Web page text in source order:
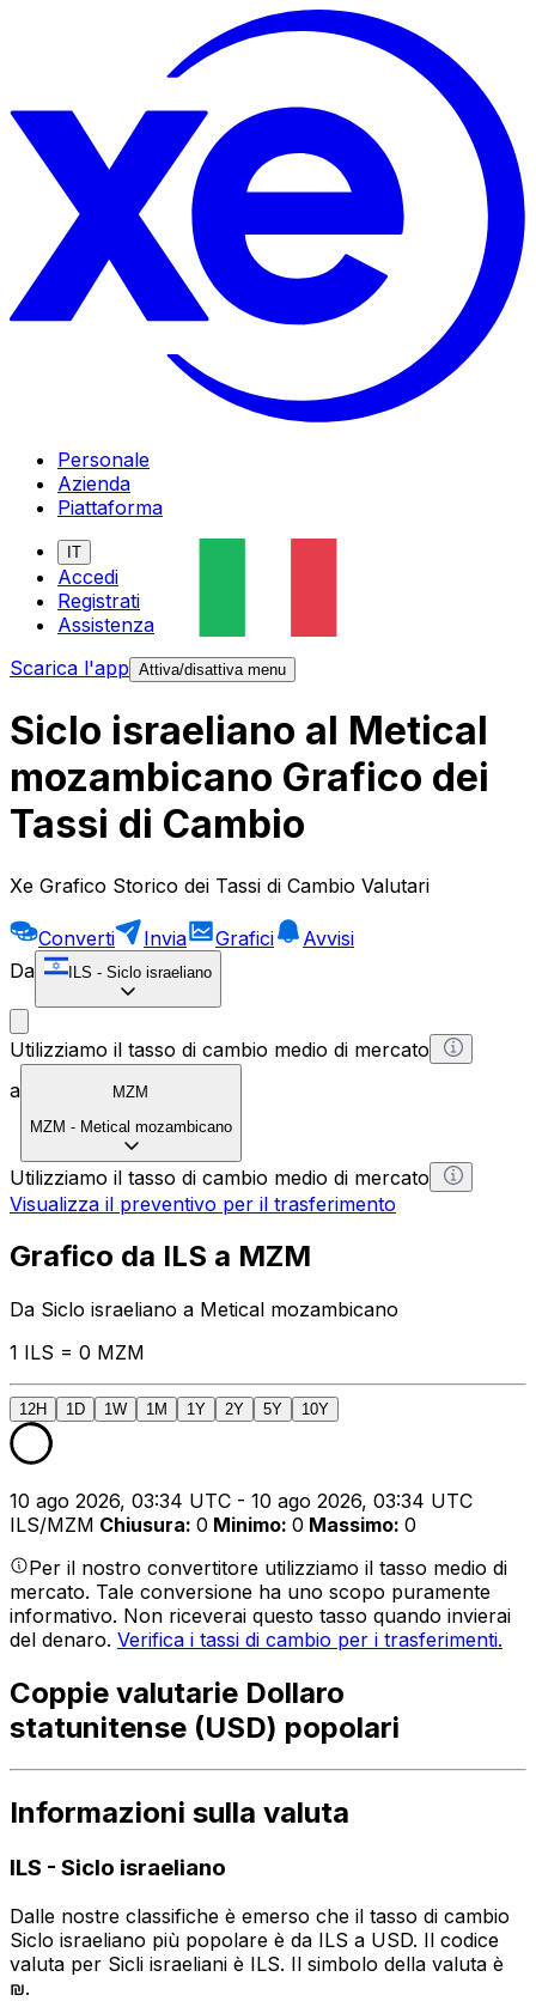
Personale
Azienda
Piattaforma
IT
Accedi
Registrati
Assistenza
Scarica l'app Attiva/disattiva menu
Siclo israeliano al Metical
mozambicano Grafico dei
Tassi di Cambio
Xe Grafico Storico dei Tassi di Cambio Valutari
Converti Invia Grafici
Avvisi
Da
ILS - Siclo israeliano
Utilizziamo il tasso di cambio medio di mercato
a
MZM
MZM - Metical mozambicano
Utilizziamo il tasso di cambio medio di mercato
Visualizza il preventivo per il trasferimento
Grafico da ILS a MZM
Da Siclo israeliano a Metical mozambicano
1 ILS = 0 MZM
12H 1D 1W 1M 1Y 2Y 5Y 10Y
10 ago 2026, 03:34 UTC - 10 ago 2026, 03:34 UTC
ILS/MZM Chiusura: 0 Minimo: 0 Massimo: 0
Per il nostro convertitore utilizziamo il tasso medio di
mercato. Tale conversione ha uno scopo puramente
informativo. Non riceverai questo tasso quando invierai
del denaro. Verifica i tassi di cambio per i trasferimenti.
Coppie valutarie Dollaro
statunitense (USD) popolari
Informazioni sulla valuta
ILS - Siclo israeliano
Dalle nostre classifiche è emerso che il tasso di cambio
Siclo israeliano più popolare è da ILS a USD. Il codice
valuta per Sicli israeliani è ILS. Il simbolo della valuta è
₪.